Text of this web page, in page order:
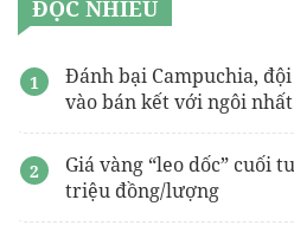
ĐỌC NHIỀU
Đánh bại Campuchia,
vào bán kết với ngôi
Giá vàng “leo dốc” cuối
triệu đồng/lượng